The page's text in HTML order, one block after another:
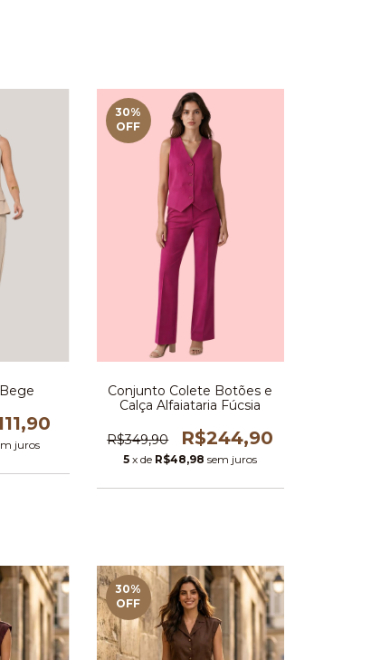
juros
30%
OFF
Conjunto Colete Botões e
Calça Alfaiataria Fúcsia
R$349,90 R$244,90
5 x de R$48,98 sem juros
30%
OFF